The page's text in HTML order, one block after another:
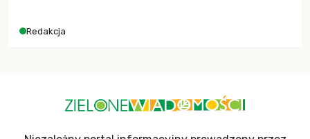
odnotowano największe tąpnięcie ODA w historii. Jakie będą
Redakcja